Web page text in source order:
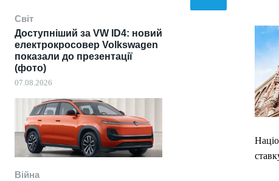
Світ
Доступніший за VW ID4: новий
електрокросовер Volkswagen
показали до презентації
(фото)
07.08.2026
Війна